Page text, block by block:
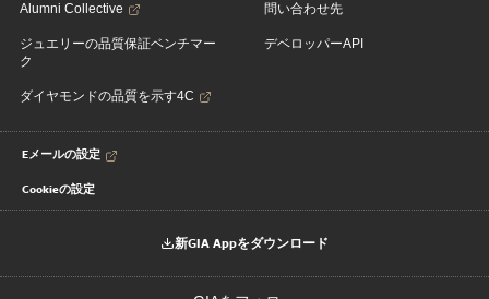
Alumni Collective
ジュエリーの品質保証ベンチマー
ク
ダイヤモンドの品質を示す4C
問い合わせ先
デベロッパーAPI
Eメールの設定
Cookieの設定
新GIA Appをダウンロード